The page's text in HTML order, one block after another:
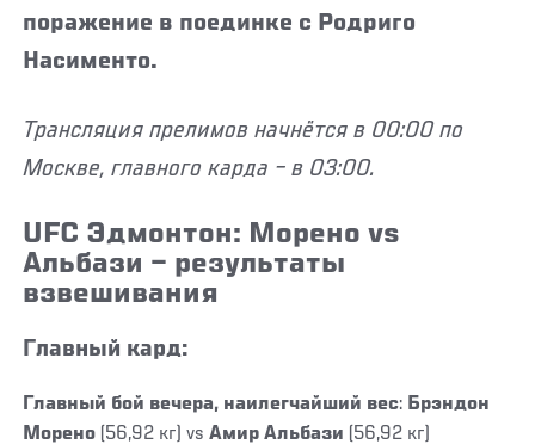
поражение в поединке с Родриго
Насименто.
Трансляция прелимов начнётся в 00:00 по
Москве, главного карда – в 03:00.
UFC Эдмонтон: Морено vs
Альбази – результаты
взвешивания
Главный кард:
Главный бой вечера, наилегчайший вес: Брэндон
Морено (56,92 кг) vsАмир Альбази (56,92 кг)